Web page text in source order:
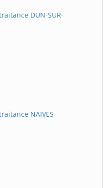
DUN-SUR-
NAIVES-